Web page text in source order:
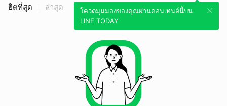
โควตมุมมองของคุณผ่านคอนเทนต์นี้บน
LINE TODAY
ฮิตที่สุด ล่าสุด